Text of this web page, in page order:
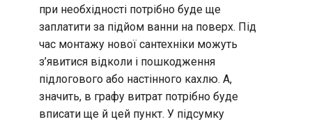
при необхідності потрібно буде ще
заплатити за підйом ванни на поверх. Під
час монтажу нової сантехніки можуть
з’явитися відколи і пошкодження
підлогового або настінного кахлю. А,
значить, в графу витрат потрібно буде
вписати ще й цей пункт. У підсумку